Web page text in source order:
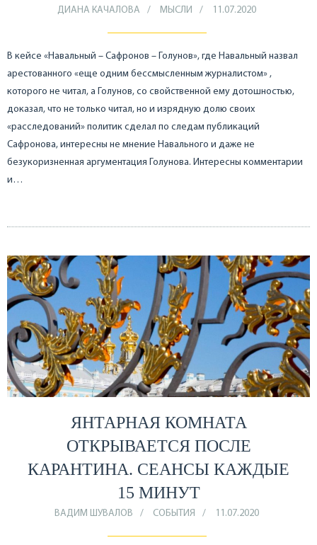
ДИАНА КАЧАЛОВА МЫСЛИ 11.07.2020
В кейсе «Навальный – Сафронов – Голунов», где Навальный назвал
арестованного «еще одним бессмысленным журналистом» ,
которого не читал, а Голунов, со свойственной ему дотошностью,
доказал, что не только читал, но и изрядную долю своих
«расследований» политик сделал по следам публикаций
Сафронова, интересны не мнение Навального и даже не
безукоризненная аргументация Голунова. Интересны комментарии
и…
ЯНТАРНАЯ КОМНАТА
ОТКРЫВАЕТСЯ ПОСЛЕ
КАРАНТИНА. СЕАНСЫ КАЖДЫЕ
15 МИНУТ
ВАДИМ ШУВАЛОВ СОБЫТИЯ 11.07.2020